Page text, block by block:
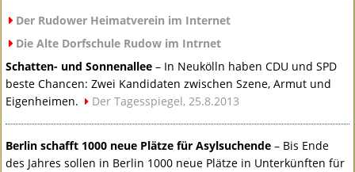
Der Rudower Heimatverein im Internet
Die Alte Dorfschule Rudow im Intrnet
Schatten- und Sonnenallee – In Neukölln habenCDU undSPD
beste Chancen: Zwei Kandidaten zwischen Szene, Armut und
Eigenheimen.
Der Tagesspiegel, 25.8.2013
Berlin schafft 1000 neue Plätze für Asylsuchende – Bis Ende
des Jahres sollen in Berlin 1000 neue Plätze in Unterkünften für